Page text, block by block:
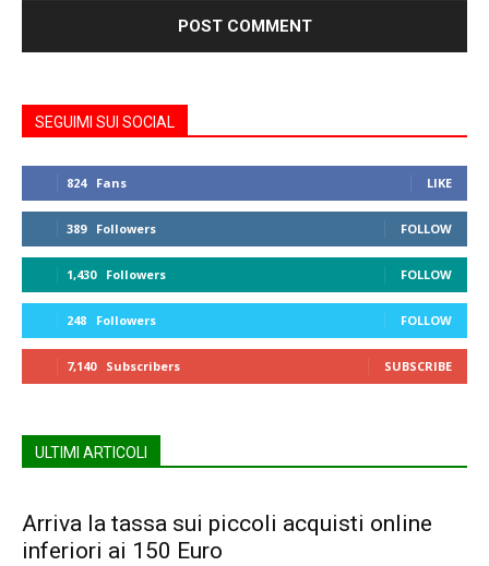
SEGUIMI SUI SOCIAL
824 Fans LIKE
389 Followers FOLLOW
1,430 Followers FOLLOW
248 Followers FOLLOW
7,140 Subscribers SUBSCRIBE
ULTIMI ARTICOLI
Arriva la tassa sui piccoli acquisti online
inferiori ai 150 Euro